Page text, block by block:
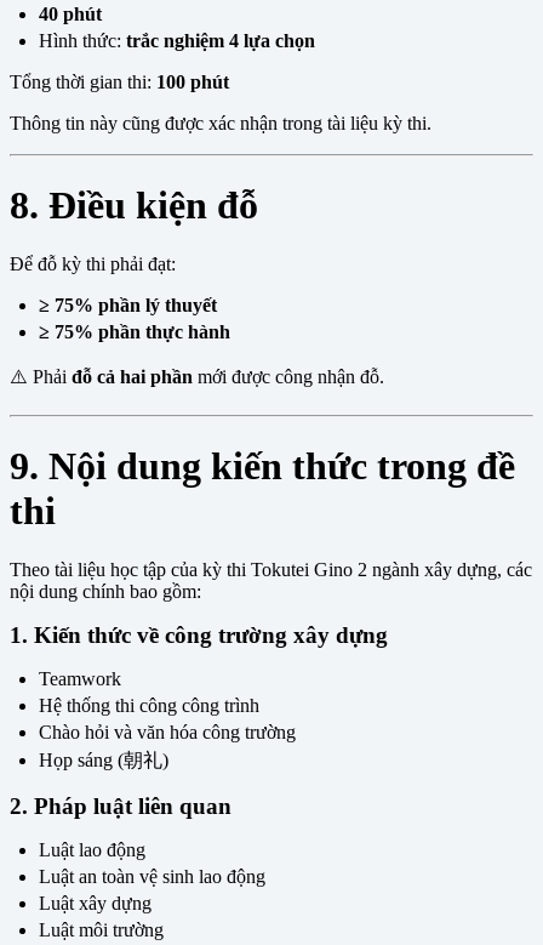
40 phút
Hình thức: trắc nghiệm 4 lựa chọn
Tổng thời gian thi: 100 phút
Thông tin này cũng được xác nhận trong tài liệu kỳ thi.
8. Điều kiện đỗ
Để đỗ kỳ thi phải đạt:
≥ 75% phần lý thuyết
≥ 75% phần thực hành
⚠️ Phải đỗ cả hai phần mới được công nhận đỗ.
9. Nội dung kiến thức trong đề
thi
Theo tài liệu học tập của kỳ thi Tokutei Gino 2 ngành xây dựng, các
nội dung chính bao gồm:
1. Kiến thức về công trường xây dựng
Teamwork
Hệ thống thi công công trình
Chào hỏi và văn hóa công trường
Họp sáng (朝礼)
2. Pháp luật liên quan
Luật lao động
Luật an toàn vệ sinh lao động
Luật xây dựng
Luật môi trường